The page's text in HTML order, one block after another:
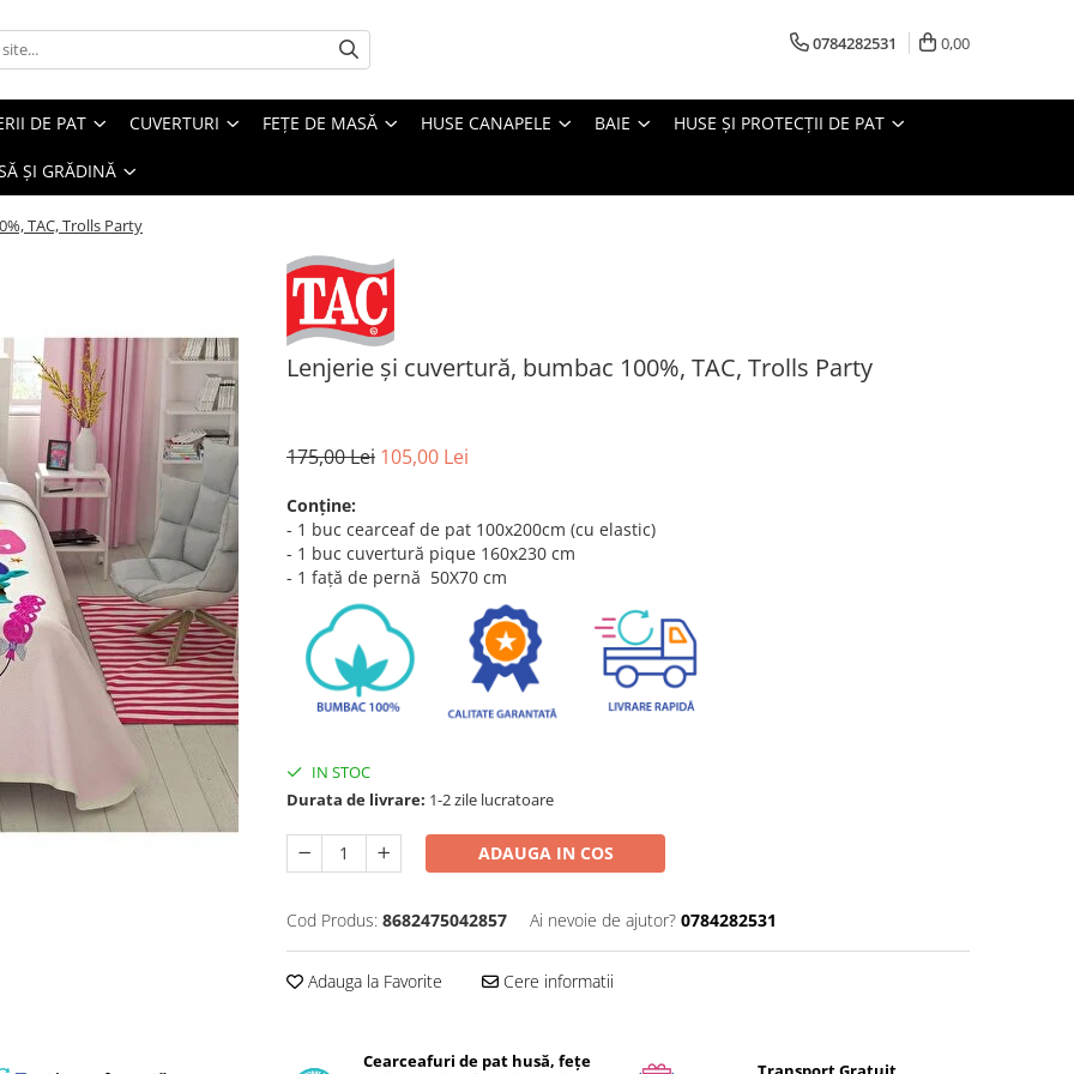
0784282531 0,00
DE PAT CUVERTURI FEȚE DE MASĂ HUSE CANAPELE BAIE HUSE ȘI PROTECȚII DE PAT
ȘI GRĂDINĂ
TAC, Trolls Party
Lenjerie și cuvertură, bumbac 100%, TAC, Trolls Party
175,00 Lei 105,00 Lei
Conține:
- 1 buc cearceaf de pat 100x200cm (cu elastic)
- 1 buc cuvertură pique 160x230 cm
- 1 față de pernă 50X70 cm
IN STOC
Durata de livrare: 1-2 zile lucratoare
ADAUGA IN COS
Cod Produs: 8682475042857 Ai nevoie de ajutor? 0784282531
Adauga la Favorite Cere informatii
Cearceafuri de pat husă, fețe